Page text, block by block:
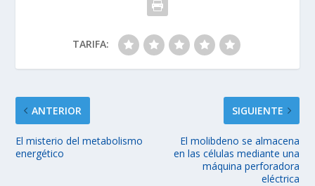
TARIFA:
ANTERIOR
El misterio del metabolismo
energético
SIGUIENTE
El molibdeno se almacena
en las células mediante una
máquina perforadora
eléctrica